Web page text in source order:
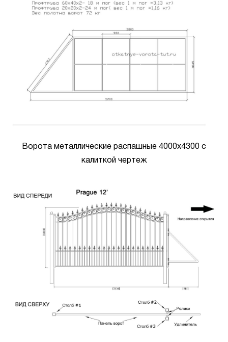
Ворота металлические распашные 4000х4300 с
калиткой чертеж